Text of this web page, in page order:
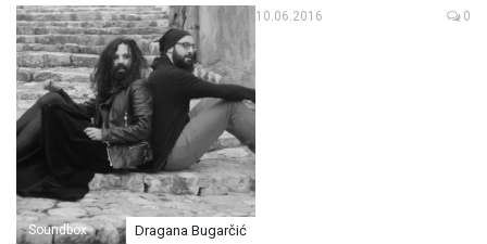
Soundbox Dragana Bugarčić
10.06.2016 0